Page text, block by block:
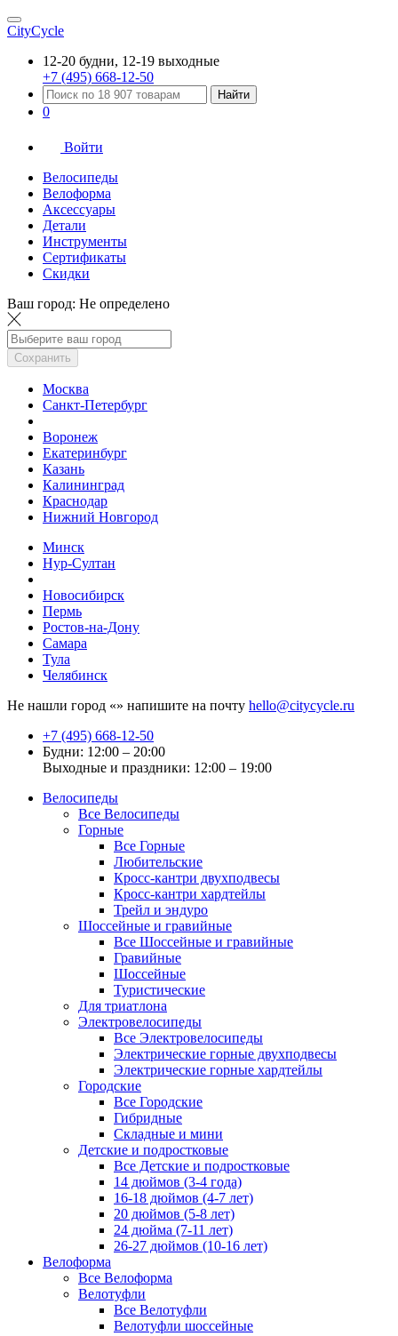
CityCycle
12-20 будни, 12-19 выходные
+7 (495) 668-12-50
Найти
0
Войти
Велосипеды
Велоформа
Аксессуары
Детали
Инструменты
Сертификаты
Скидки
Ваш город: Не определено
Сохранить
Москва
Санкт-Петербург
Воронеж
Екатеринбург
Казань
Калининград
Краснодар
Нижний Новгород
Минск
Нур-Султан
Новосибирск
Пермь
Ростов-на-Дону
Самара
Тула
Челябинск
Не нашли город «» напишите на почту hello@citycycle.ru
+7 (495) 668-12-50
Будни: 12:00 – 20:00
Выходные и праздники: 12:00 – 19:00
Велосипеды
Все Велосипеды
Горные
Все Горные
Любительские
Кросс-кантри двухподвесы
Кросс-кантри хардтейлы
Трейл и эндуро
Шоссейные и гравийные
Все Шоссейные и гравийные
Гравийные
Шоссейные
Туристические
Для триатлона
Электровелосипеды
Все Электровелосипеды
Электрические горные двухподвесы
Электрические горные хардтейлы
Городские
Все Городские
Гибридные
Складные и мини
Детские и подростковые
Все Детские и подростковые
14 дюймов (3-4 года)
16-18 дюймов (4-7 лет)
20 дюймов (5-8 лет)
24 дюйма (7-11 лет)
26-27 дюймов (10-16 лет)
Велоформа
Все Велоформа
Велотуфли
Все Велотуфли
Велотуфли шоссейные